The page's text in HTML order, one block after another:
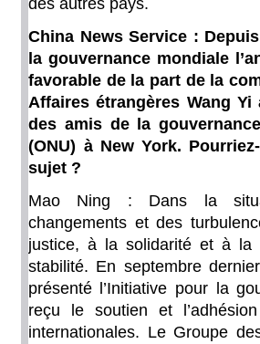
des autres pays.
China News Service :
la gouvernance mondiale
favorable de la part de la
Affaires étrangères Wang
des amis de la
(ONU) à New York.
sujet ?
Mao Ning : Dans la
changements et des
justice, à la solidarité et à
stabilité. En septembre
présenté l’Initiative pour la
reçu le soutien et
internationales. Le Groupe